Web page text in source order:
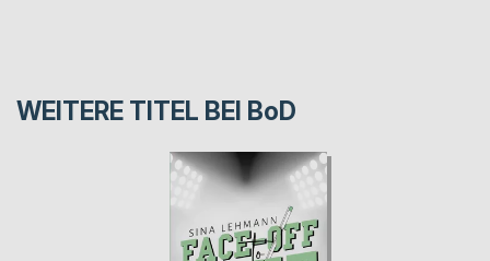
WEITERE TITEL BEI BoD